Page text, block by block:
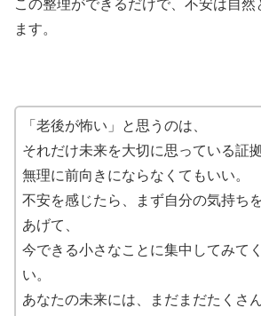
この整理ができるだけで、不安は自然
ます。
「老後が怖い」と思うのは、
それだけ未来を大切に思っている証拠
無理に前向きにならなくてもいい。
不安を感じたら、まず自分の気持ち
あげて、
今できる小さなことに集中してみて
い。
あなたの未来には、まだまだたくさ